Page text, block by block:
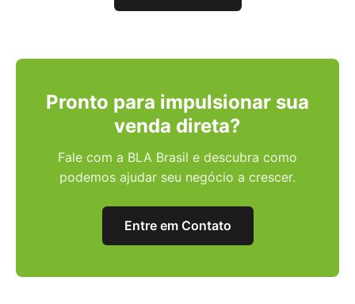
Pronto para impulsionar sua
venda direta?
Fale com a BLA Brasil e descubra como
podemos ajudar seu negócio a crescer.
Entre em Contato